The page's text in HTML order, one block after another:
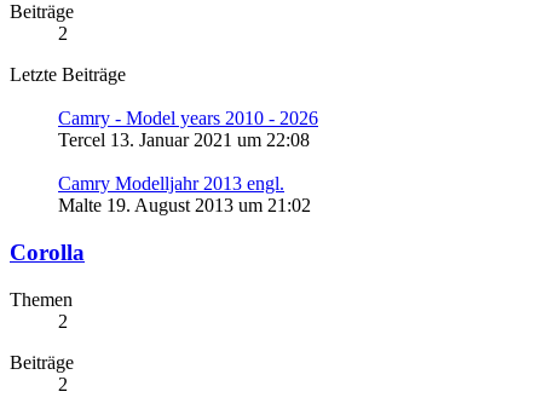
Beiträge
2
Letzte Beiträge
Camry - Model years 2010 - 2026
Tercel 13. Januar 2021 um 22:08
Camry Modelljahr 2013 engl.
Malte 19. August 2013 um 21:02
Corolla
Themen
2
Beiträge
2